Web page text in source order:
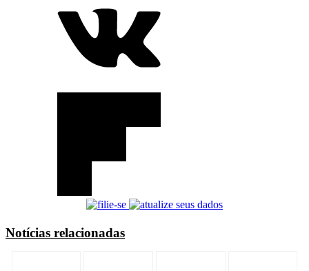
Notícias relacionadas